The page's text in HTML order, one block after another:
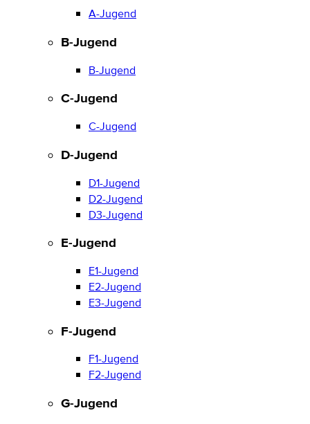
A-Jugend
B-Jugend
B-Jugend
C-Jugend
C-Jugend
D-Jugend
D1-Jugend
D2-Jugend
D3-Jugend
E-Jugend
E1-Jugend
E2-Jugend
E3-Jugend
F-Jugend
F1-Jugend
F2-Jugend
G-Jugend